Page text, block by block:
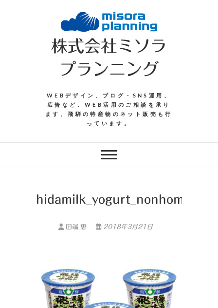
株式会社ミソラ
プランニング
WEBデザイン、ブログ・SNS運用、
広告など、WEB活用のご相談を承り
ます。飛騨の特産物のネット販売も行
っています。
hidamilk_yogurt_nonhomo3
田端 恵 2018年3月21日